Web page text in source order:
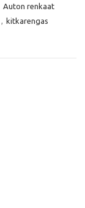
Auton renkaat
kitkarengas